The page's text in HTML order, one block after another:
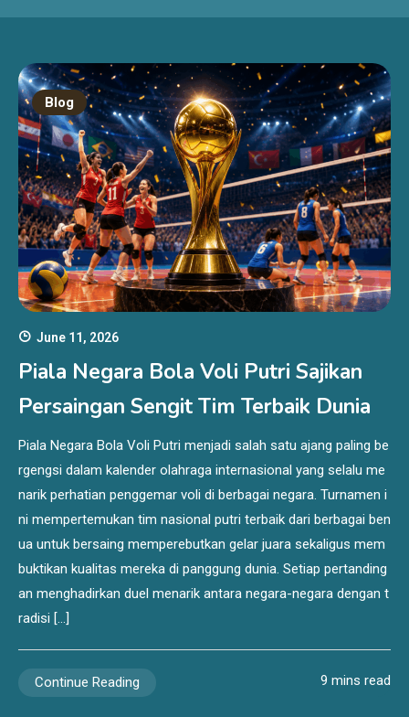
Blog
June 11, 2026
Piala Negara Bola Voli Putri Sajikan
Persaingan Sengit Tim Terbaik Dunia
Piala Negara Bola Voli Putri menjadi salah satu ajang paling be
rgengsi dalam kalender olahraga internasional yang selalu me
narik perhatian penggemar voli di berbagai negara. Turnamen i
ni mempertemukan tim nasional putri terbaik dari berbagai ben
ua untuk bersaing memperebutkan gelar juara sekaligus mem
buktikan kualitas mereka di panggung dunia. Setiap pertanding
an menghadirkan duel menarik antara negara-negara dengan t
radisi […]
Continue Reading 9 mins read